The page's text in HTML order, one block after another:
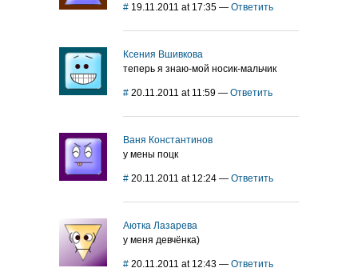
# 19.11.2011 at 17:35 — Ответить
Ксения Вшивкова
теперь я знаю-мой носик-мальчик
# 20.11.2011 at 11:59 — Ответить
Ваня Константинов
у мены поцк
# 20.11.2011 at 12:24 — Ответить
Аютка Лазарева
у меня девчёнка)
# 20.11.2011 at 12:43 — Ответить